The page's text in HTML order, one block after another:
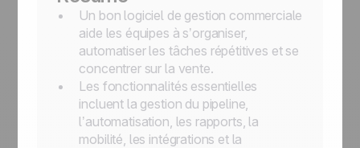
Un bon logiciel de gestion commerciale
aide les équipes à s’organiser,
automatiser les tâches répétitives et se
concentrer sur la vente.
Les fonctionnalités essentielles
incluent la gestion du pipeline,
l’automatisation, les rapports, la
mobilité, les intégrations et la